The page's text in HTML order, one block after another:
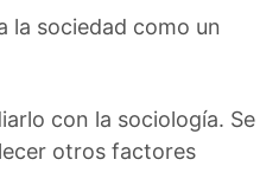
la sociedad como un
con la sociología. Se
otros factores